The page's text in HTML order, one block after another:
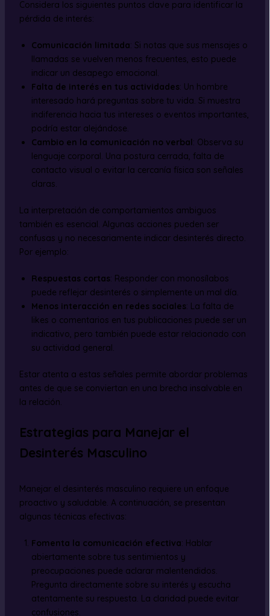
Considera los siguientes puntos clave para identificar la
pérdida de interés:
Comunicación limitada: Si notas que sus mensajes o
llamadas se vuelven menos frecuentes, esto puede
indicar un desapego emocional.
Falta de interés en tus actividades: Un hombre
interesado hará preguntas sobre tu vida. Si muestra
indiferencia hacia tus intereses o eventos importantes,
podría estar alejándose.
Cambio en la comunicación no verbal : Observa su
lenguaje corporal. Una postura cerrada, falta de
contacto visual o evitar la cercanía física son señales
claras.
La interpretación de comportamientos ambiguos
también es esencial. Algunas acciones pueden ser
confusas y no necesariamente indicar desinterés directo.
Por ejemplo:
Respuestas cortas: Responder con monosílabos
puede reflejar desinterés o simplemente un mal día.
Menos interacción en redes sociales: La falta de
likes o comentarios en tus publicaciones puede ser un
indicativo, pero también puede estar relacionado con
su actividad general.
Estar atenta a estas señales permite abordar problemas
antes de que se conviertan en una brecha insalvable en
la relación.
Estrategias para Manejar el
Desinterés Masculino
Manejar el desinterés masculino requiere un enfoque
proactivo y saludable. A continuación, se presentan
algunas técnicas efectivas:
Fomenta la comunicación efectiva: Hablar
abiertamente sobre tus sentimientos y
preocupaciones puede aclarar malentendidos.
Pregunta directamente sobre su interés y escucha
atentamente su respuesta. La claridad puede evitar
confusiones.